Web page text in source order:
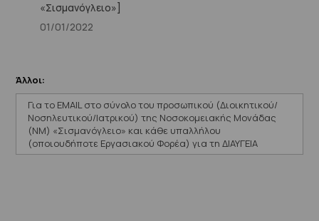
«Σισμανόγλειο»]
01/01/2022
Άλλοι:
Για το EMAIL στο σύνολο του προσωπικού (Διοικητικού/
Νοσηλευτικού/Ιατρικού) της Νοσοκομειακής Μονάδας
(ΝΜ) «Σισμανόγλειο» και κάθε υπαλλήλου
(οποιουδήποτε Εργασιακού Φορέα) για τη ΔΙΑΥΓΕΙΑ